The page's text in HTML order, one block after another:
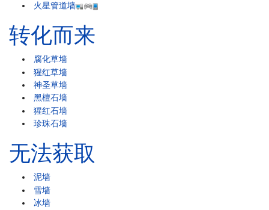
火星管道墙
转化而来
腐化草墙
猩红草墙
神圣草墙
黑檀石墙
猩红石墙
珍珠石墙
无法获取
泥墙
雪墙
冰墙